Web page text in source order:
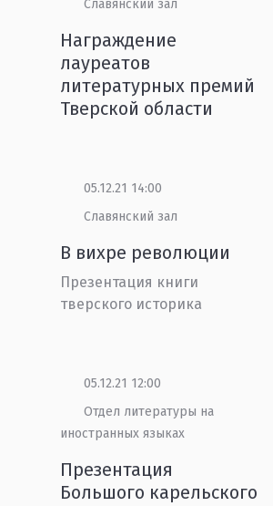
Славянский зал
Награждение
лауреатов
литературных премий
Тверской области
05.12.21 14:00
Славянский зал
В вихре революции
Презентация книги
тверского историка
05.12.21 12:00
Отдел литературы на
иностранных языках
Презентация
Большого карельского